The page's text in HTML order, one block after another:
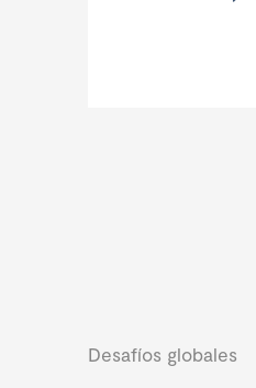
Desafíos globales